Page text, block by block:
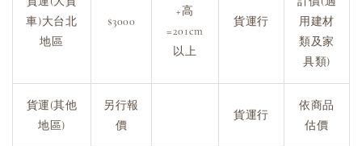
車)大台北
地區
$3000
+高
=201cm
以上
貨運行
用建材
類及家
具類)
貨運(其他
地區)
另行報
價
貨運行
依商品
估價